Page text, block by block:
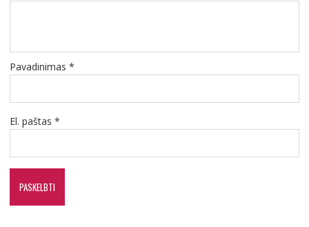
Pavadinimas *
El. paštas *